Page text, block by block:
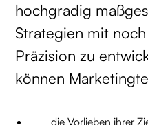
hochgradig
Strategien mit
Präzision zu
können
die Vorlieben ihrer